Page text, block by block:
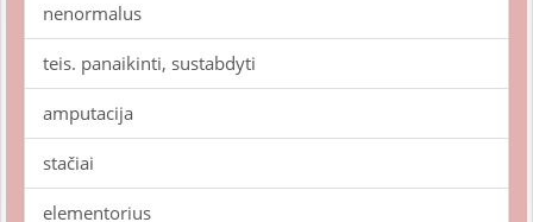
nenormalus
teis. panaikinti, sustabdyti
amputacija
stačiai
elementorius